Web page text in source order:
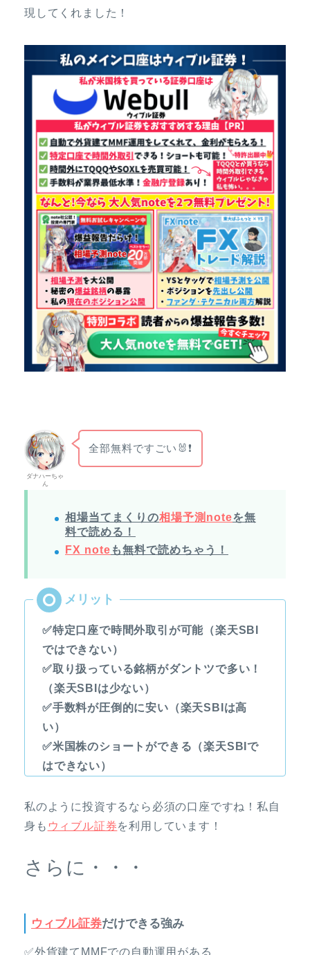
現してくれました！
ダナハーちゃ
ん
全部無料ですごい🐰❗
相場当てまくりの相場予測noteを無
料で読める！
FX note も無料で読めちゃう！
✅特定口座で時間外取引が可能（楽天SBI
ではできない）
✅取り扱っている銘柄がダントツで多い！
（楽天SBIは少ない）
✅手数料が圧倒的に安い（楽天SBIは高
い）
✅米国株のショートができる（楽天SBIで
はできない）
私のように投資するなら必須の口座ですね！私自
身も ウィブル証券を利用しています！
さらに・・・
ウィブル証券だけできる強み
✅外貨建てMMFでの自動運用がある